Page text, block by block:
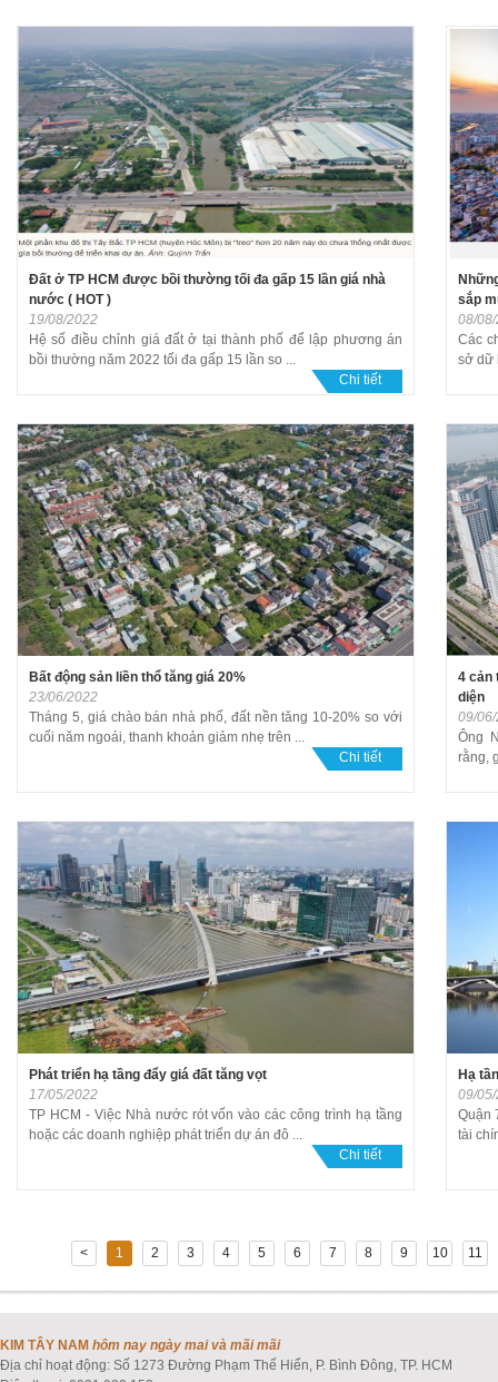
Đất ở TP HCM được bồi thường tối đa gấp 15 lần giá nhà
nước ( HOT )
19/08/2022
Hệ số điều chỉnh giá đất ở tại thành phố để lập phương án
bồi thường năm 2022 tối đa gấp 15 lần so ...
Chi tiết
sắp
08/
Các
sở dữ
Bất động sản liền thổ tăng giá 20%
23/06/2022
Tháng 5, giá chào bán nhà phố, đất nền tăng 10-20% so với
cuối năm ngoái, thanh khoản giảm nhẹ trên ...
Chi tiết
4 cản
diện
09/
Ông
rằng,
Phát triển hạ tầng đẩy giá đất tăng vọt
17/05/2022
TP HCM - Việc Nhà nước rót vốn vào các công trình hạ tầng
hoặc các doanh nghiệp phát triển dự án đô ...
Chi tiết
Hạ
09/
Quận
tài
< 1 2 3 4 5 6 7 8 9 10 11
KIM TÂY NAM hôm nay ngày mai và mãi mãi
Địa chỉ hoạt động: Số 1273 Đường Phạm Thế Hiển, P. Bình Đông, TP. HCM